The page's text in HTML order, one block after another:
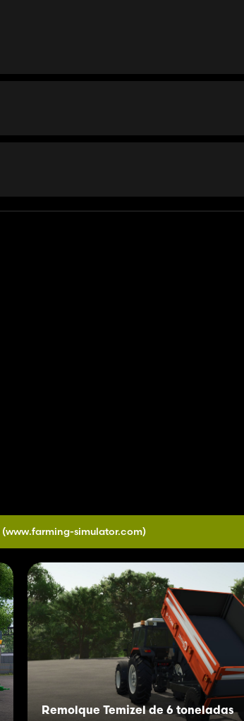
(www.farming-simulator.com)
Remolque Temizel de 6 toneladas